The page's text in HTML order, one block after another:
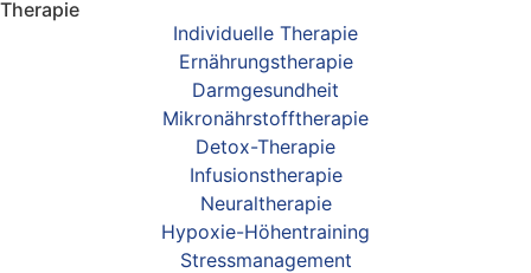
Therapie
Individuelle Therapie
Ernährungstherapie
Darmgesundheit
Mikronährstofftherapie
Detox-Therapie
Infusionstherapie
Neuraltherapie
Hypoxie-Höhentraining
Stressmanagement